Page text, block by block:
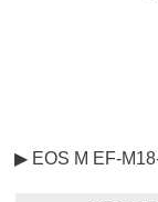
▶ EOS M EF-